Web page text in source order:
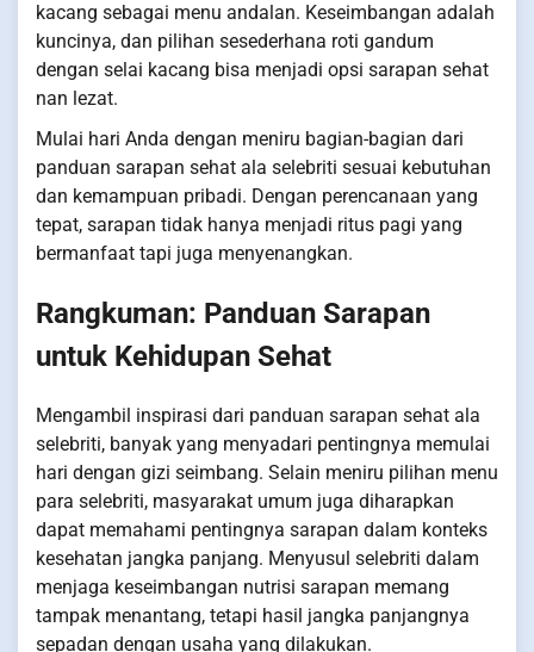
kacang sebagai menu andalan. Keseimbangan adalah
kuncinya, dan pilihan sesederhana roti gandum
dengan selai kacang bisa menjadi opsi sarapan sehat
nan lezat.
Mulai hari Anda dengan meniru bagian-bagian dari
panduan sarapan sehat ala selebriti sesuai kebutuhan
dan kemampuan pribadi. Dengan perencanaan yang
tepat, sarapan tidak hanya menjadi ritus pagi yang
bermanfaat tapi juga menyenangkan.
Rangkuman: Panduan Sarapan
untuk Kehidupan Sehat
Mengambil inspirasi dari panduan sarapan sehat ala
selebriti, banyak yang menyadari pentingnya memulai
hari dengan gizi seimbang. Selain meniru pilihan menu
para selebriti, masyarakat umum juga diharapkan
dapat memahami pentingnya sarapan dalam konteks
kesehatan jangka panjang. Menyusul selebriti dalam
menjaga keseimbangan nutrisi sarapan memang
tampak menantang, tetapi hasil jangka panjangnya
sepadan dengan usaha yang dilakukan.